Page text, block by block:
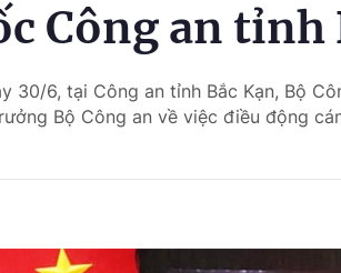
Công an tỉnh
30/6, tại Công an tỉnh Bắc Kạn, Bộ
Bộ Công an về việc điều động